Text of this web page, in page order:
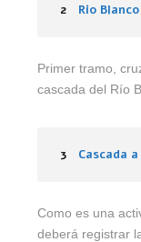
2 Rio
Primer tramo,
cascada del Río
3 Cascada
Como es una
deberá registrar